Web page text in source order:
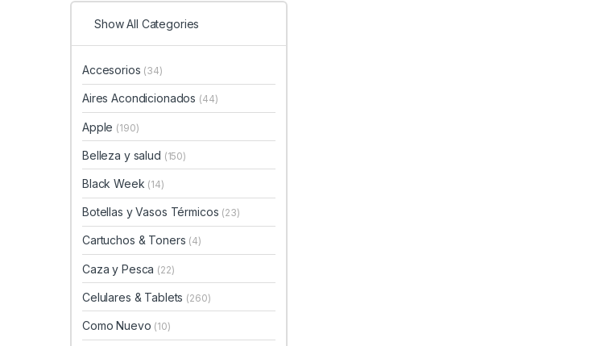
Show All Categories
Accesorios (34)
Aires Acondicionados (44)
Apple (190)
Belleza y salud (150)
Black Week (14)
Botellas y Vasos Térmicos (23)
Cartuchos & Toners (4)
Caza y Pesca (22)
Celulares & Tablets (260)
Como Nuevo (10)